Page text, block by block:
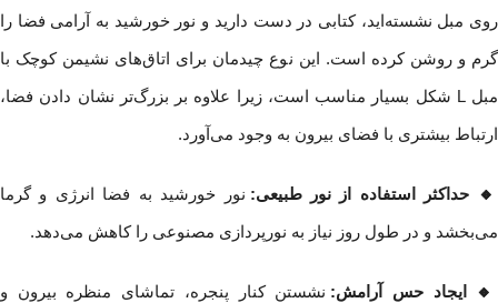
روی مبل نشسته‌اید، کتابی در دست دارید و نور خورشید به آرامی فضا را
گرم و روشن کرده است. این نوع چیدمان برای اتاق‌های نشیمن کوچک با
مبل L شکل بسیار مناسب است، زیرا علاوه بر بزرگ‌تر نشان دادن فضا،
ارتباط بیشتری با فضای بیرون به وجود می‌آورد.
🔸 حداکثر استفاده از نور طبیعی: نور خورشید به فضا انرژی و گرما
می‌بخشد و در طول روز نیاز به نورپردازی مصنوعی را کاهش می‌دهد.
🔸 ایجاد حس آرامش: نشستن کنار پنجره، تماشای منظره بیرون و